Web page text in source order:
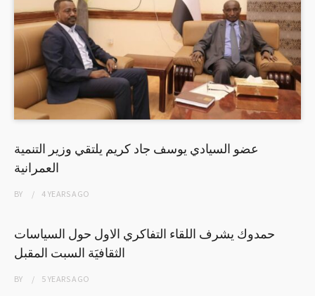
عضو السيادي يوسف جاد كريم يلتقي وزير التنمية
العمرانية
BY 4 YEARSAGO
حمدوك يشرف اللقاء التفاكري الاول حول السياسات
الثقافيَة السبت المقبل
BY 5 YEARSAGO